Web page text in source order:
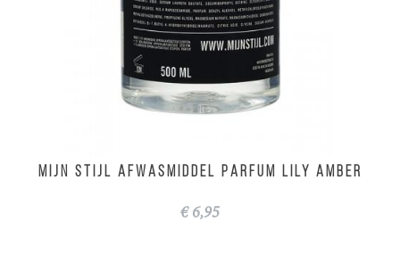
MIJN STIJL Afwasmiddel parfum Lily Amber
€ 6,95